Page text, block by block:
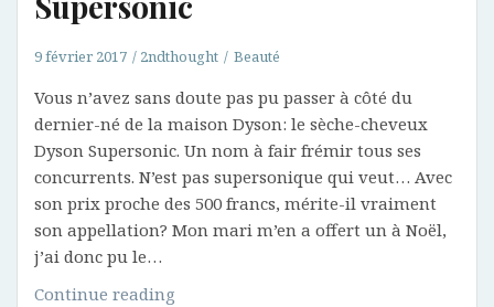
9 février 2017 2ndthought Beauté
Vous n’avez sans doute pas pu passer à côté du
dernier-né de la maison Dyson: le sèche-cheveux
Dyson Supersonic. Un nom à fair frémir tous ses
concurrents. N’est pas supersonique qui veut… Avec
son prix proche des 500 francs, mérite-il vraiment
son appellation? Mon mari m’en a offert un à Noël,
j’ai donc pu le…
Continue reading